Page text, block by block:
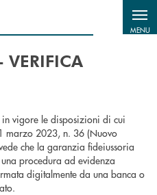
MENU
VERIFICA
vigore le disposizioni di cui
marzo 2023, n. 36 (Nuovo
che la garanzia fideiussoria
procedura ad evidenza
digitalmente da una banca o